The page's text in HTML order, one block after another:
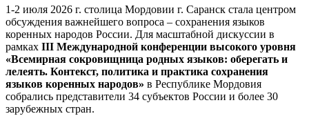
1-2 июля 2026 г. столица Мордовии г. Саранск стала центром
обсуждения важнейшего вопроса – сохранения языков
коренных народов России. Для масштабной дискуссии в
рамках III Международной конференции высокого уровня
«Всемирная сокровищница родных языков: оберегать и
лелеять. Контекст, политика и практика сохранения
языков коренных народов» в Республике Мордовия
собрались представители 34 субъектов России и более 30
зарубежных стран.